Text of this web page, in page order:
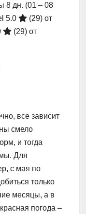
8 дн. (01 – 08
5.0 (29) от
(29) от
все зависит
смело
и тогда
Для
с мая по
только
месяцы, а в
погода –